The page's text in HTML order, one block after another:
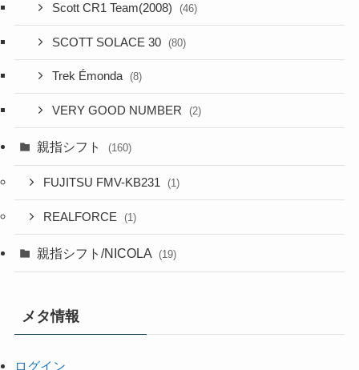
Scott CR1 Team(2008) (46)
SCOTT SOLACE 30 (80)
Trek Émonda (8)
VERY GOOD NUMBER (2)
親指シフト (160)
FUJITSU FMV-KB231 (1)
REALFORCE (1)
親指シフト/NICOLA (19)
メタ情報
ログイン